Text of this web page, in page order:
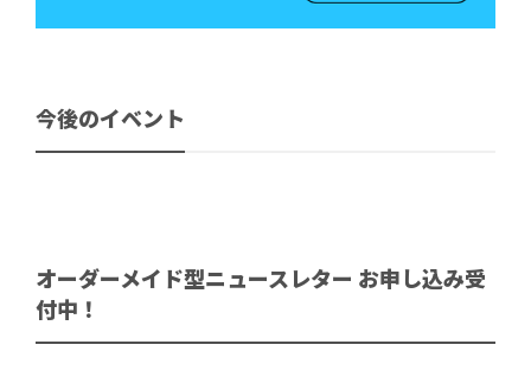
今後のイベント
オーダーメイド型ニュースレター お申し込み受
付中！